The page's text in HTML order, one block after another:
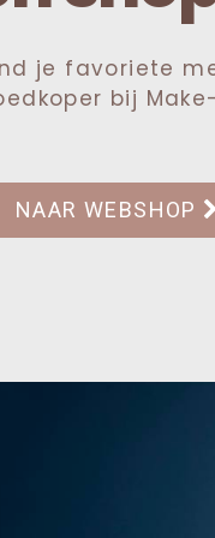
je favoriete
bij
NAAR WEBSHOP